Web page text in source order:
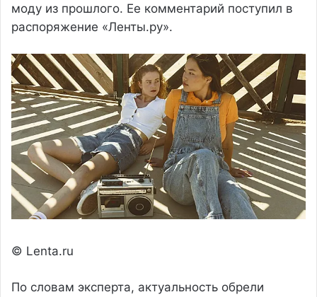
моду из прошлого. Ее комментарий поступил в
распоряжение «Ленты.ру».
© Lenta.ru
По словам эксперта, актуальность обрели